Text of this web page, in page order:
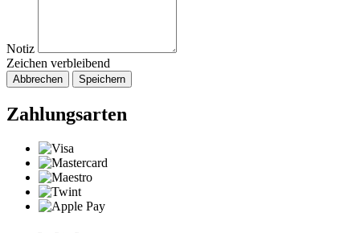
Notiz
Zeichen verbleibend
Abbrechen Speichern
Zahlungsarten